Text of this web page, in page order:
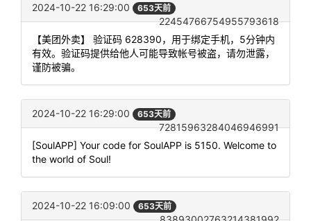
2024-10-22 16:29:00 653天前
22454766754955793618
【美团外卖】 验证码 628390，用于绑定手机，5分钟内
有效。验证码提供给他人可能导致帐号被盗，请勿泄露，
谨防被骗。
2024-10-22 16:29:00 653天前
72815963284046946991
[SoulAPP] Your code for SoulAPP is 5150. Welcome to
the world of Soul!
2024-10-22 16:09:00 653天前